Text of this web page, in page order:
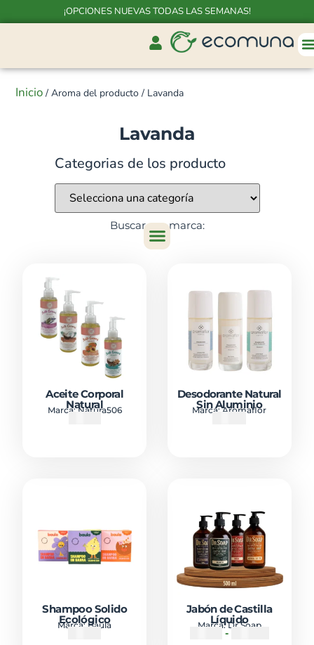
¡OPCIONES NUEVAS TODAS LAS SEMANAS!
Inicio / Aroma del producto / Lavanda
Lavanda
Categorias de los producto
Buscar por marca:
Aceite Corporal
Natural
Marca:Natura506
Desodorante Natural
Sin Aluminio
Marca:Aromaflor
Shampoo Solido
Ecológico
Marca:Baula
Jabón de Castilla
Líquido
Marca:Dr Soap
-